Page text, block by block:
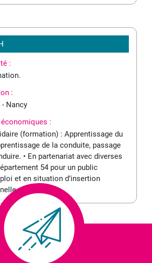
:
:
- Nancy
:
(formation) : Apprentissage du
de la conduite, passage
• En partenariat avec diverses
54 pour un public
et en situation d’insertion